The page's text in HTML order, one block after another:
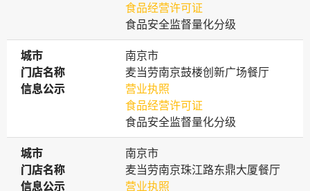
食品经营许可证
食品安全监督量化分级
城市
城市
南京市
门店名称
门店名称
麦当劳南京鼓楼创新广场餐厅
信息公示
信息公示
营业执照
食品经营许可证
食品安全监督量化分级
城市
城市
南京市
门店名称
门店名称
麦当劳南京珠江路东鼎大厦餐厅
信息公示
信息公示
营业执照